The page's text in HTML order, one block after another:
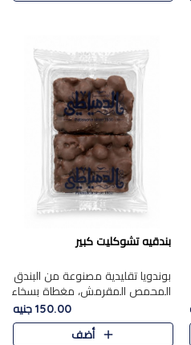
بندقيه تشوكليت كبير
بوندويا تقليدية مصنوعة من البندق
المحمص المقرمش، مغطاة بسخاء
بشوكولاتة فاخرة غنية لتحقيق
التوازن المثالي بين قوام القرمشة
ونكهة الشوكولاتة ا..
150.00 جنيه
أضف